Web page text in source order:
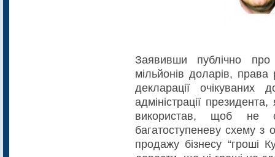
Заявивши публічно
мільйонів доларів,
декларації очікуваних
адміністрації
використав, щоб не
багатоступеневу схему
продажу бізнесу “гроші